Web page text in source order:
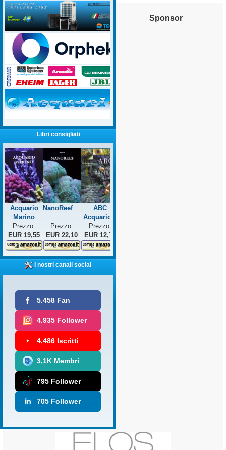
Libri consigliati
Acquario
Marino
NanoReef
ABC
Acquario...
Prezzo:
EUR 19,55
Prezzo:
EUR 22,10
Prezzo:
EUR 12,75
I nostri canali social
5.458 Fan
4.935 Follower
4.486 Iscritti
3,1K Membri
795 Follower
705 Follower
Sponsor